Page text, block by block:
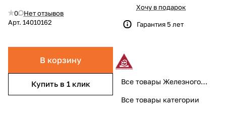
0
Нет отзывов
Арт. 14010162
В корзину
Купить в 1 клик
Хочу в подарок
Гарантия 5 лет
Все товары Железногорский
Все товары категории